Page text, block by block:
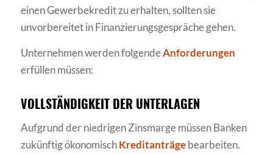
einen Gewerbekredit zu erhalten, sollten sie
unvorbereitet in Finanzierungsgespräche gehen.
Unternehmen werden folgendeAnforderungen
erfüllen müssen:
VOLLSTÄNDIGKEIT DER UNTERLAGEN
Aufgrund der niedrigen Zinsmarge müssen Banken
zukünftig ökonomischKreditanträgebearbeiten.